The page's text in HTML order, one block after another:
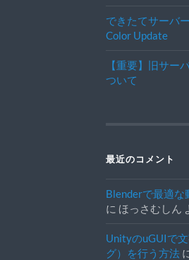
できたてサーバ
Color Update
【重要】旧サー
ついて
最近のコメント
Blenderで最適な
に ほっさむしん
UnityのuGUIで
グ）を行う方法